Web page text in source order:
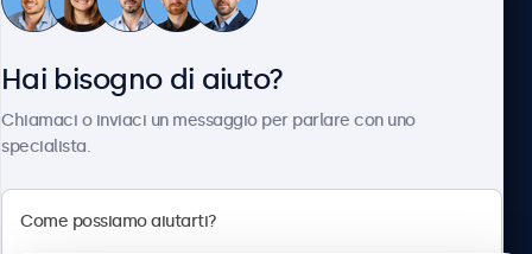
Servizio Clienti
Hai bisogno di aiuto?
Chiamaci o inviaci un messaggio per parlare con uno
specialista.